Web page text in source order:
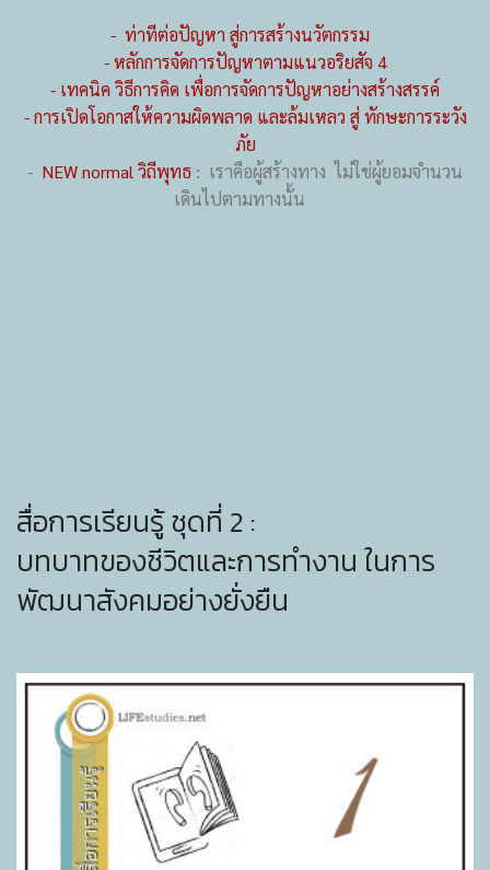
- ท่าทีต่อปัญหา สู่การสร้างนวัตกรรม
- หลักการจัดการปัญหาตามแนวอริยสัจ 4
- เทคนิค วิธีการคิด เพื่อการจัดการปัญหาอย่างสร้างสรรค์
- การเปิดโอกาสให้ความผิดพลาด และล้มเหลว สู่ ทักษะการระวัง
ภัย
- NEW normal วิถีพุทธ : เราคือผู้สร้างทาง ไม่ใช่ผู้ยอมจำนวน
เดินไปตามทางนั้น
สื่อการเรียนรู้ ชุดที่ 2 :
บทบาทของชีวิตและการทำงาน ในการ
พัฒนาสังคมอย่างยั่งยืน